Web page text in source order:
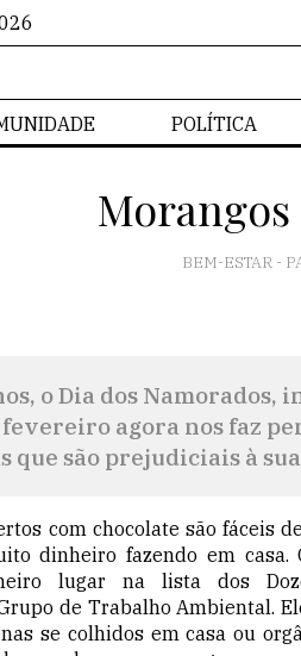
POLÍTICA
BEM-ESTAR -
o Dia dos
agora nos faz
que são prejudiciais à
com chocolate são fáceis
dinheiro fazendo em casa.
lugar na lista dos
de Trabalho Ambiental.
se colhidos em casa ou